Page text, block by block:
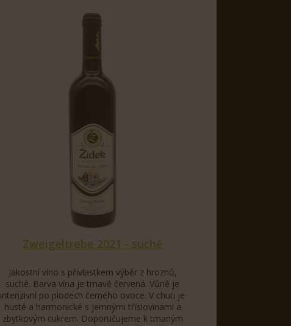
Zweigeltrebe 2021 - suché
Jakostní víno s přívlastkem výběr z hroznů,
suché. Barva vína je tmavě červená. Vůně je
intenzivní po plodech černého ovoce. V chuti je
husté a harmonické s jemnými tříslovinami a
zbytkovým cukrem. Doporučujeme k tmaným